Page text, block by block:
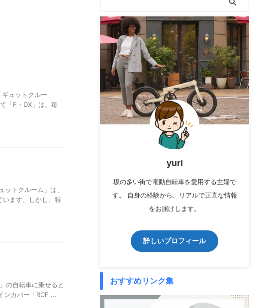
ュットクルー
「F・DX」は、毎
トクルーム」は、
います。しかし、特
の自転車に乗せると
ンカバー「RCF ...
yuri
坂の多い街で電動自転車を愛用する主婦で
す。 自身の経験から、リアルで正直な情報
をお届けします。
詳しいプロフィール
おすすめリンク集